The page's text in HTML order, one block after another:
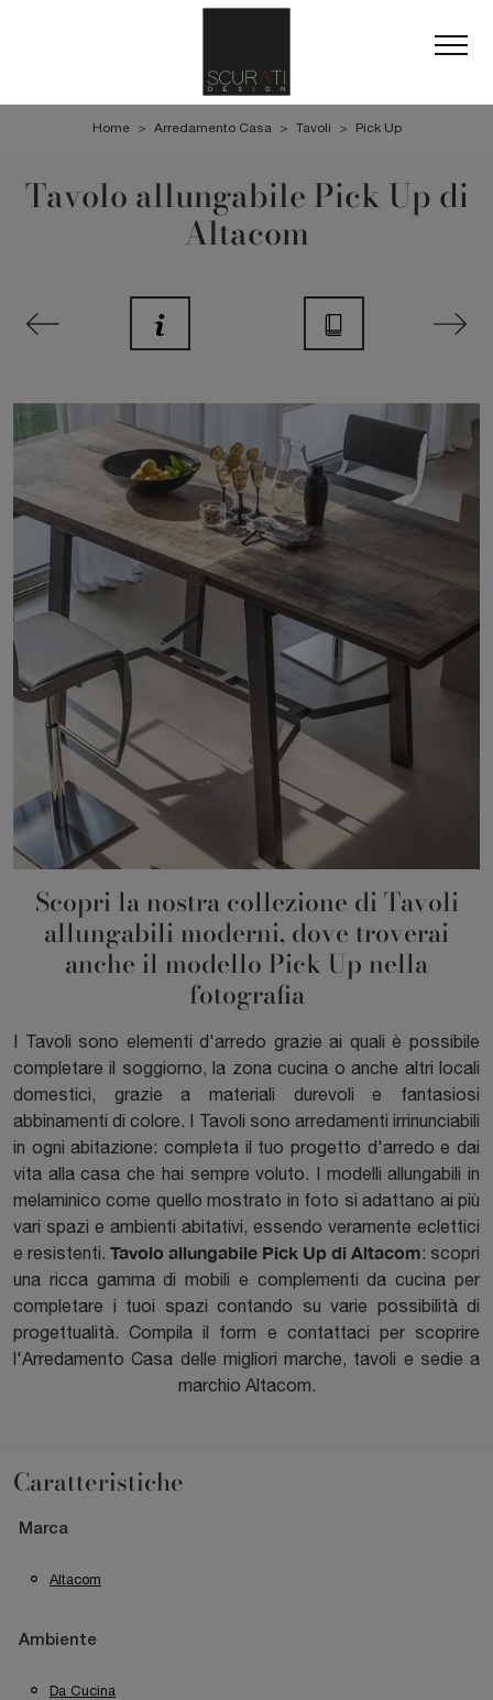
Home > Arredamento Casa > Tavoli > Pick Up
Tavolo allungabile Pick Up di
Altacom
Scopri la nostra collezione di Tavoli
allungabili moderni, dove troverai
anche il modello Pick Up nella
fotografia
I Tavoli sono elementi d'arredo grazie ai quali è possibile
completare il soggiorno, la zona cucina o anche altri locali
domestici, grazie a materiali durevoli e fantasiosi
abbinamenti di colore. I Tavoli sono arredamenti irrinunciabili
in ogni abitazione: completa il tuo progetto d'arredo e dai
vita alla casa che hai sempre voluto. I modelli allungabili in
melaminico come quello mostrato in foto si adattano ai più
vari spazi e ambienti abitativi, essendo veramente eclettici
e resistenti. Tavolo allungabile Pick Up di Altacom: scopri
una ricca gamma di mobili e complementi da cucina per
completare i tuoi spazi contando su varie possibilità di
progettualità. Compila il form e contattaci per scoprire
l'Arredamento Casa delle migliori marche, tavoli e sedie a
marchio Altacom.
Caratteristiche
Marca
Altacom
Ambiente
Da Cucina